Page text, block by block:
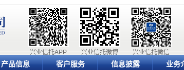
兴业信托微信
兴业信托微博
兴业信托APP
产品信息 客户服务 信息披露 业务